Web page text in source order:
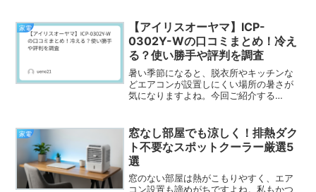
と人気を集めています。特に「洗濯物が
早く乾く」「音...
家電
【アイリスオーヤマ】ICP-
0302Y-Wの口コミまとめ！冷え
る？使い勝手や評判を調査
暑い季節になると、脱衣所やキッチンな
どエアコンが設置しにくい場所の暑さが
気になりますよね。今回ご紹介する
事不要で設置できるため、賃貸住宅やエ
アコン設置が難しい...
家電
窓なし部屋でも涼しく！排熱ダク
ト不要なスポットクーラー厳選5
選
窓のない部屋は熱がこもりやすく、エア
コン設置も諦めがちですよね。私もかつ